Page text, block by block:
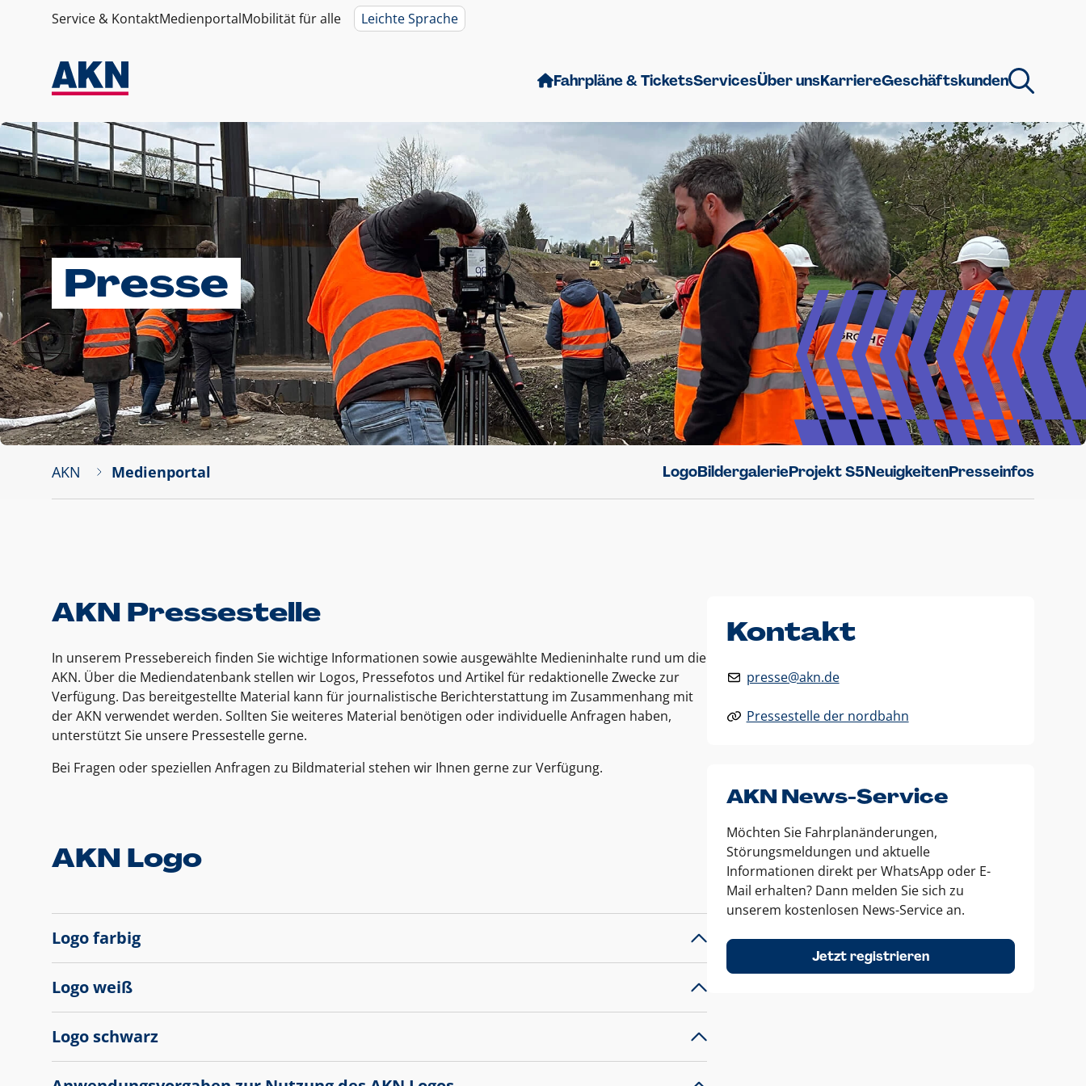
Service & KontaktMedienportalMobilität für alle Leichte Sprache
Fahrpläne & TicketsServicesÜber unsKarriereGeschäftskunden
Presse
AKN Medienportal LogoBildergalerieProjekt S5NeuigkeitenPresseinfos
AKN Pressestelle
In unserem Pressebereich finden Sie wichtige Informationen sowie ausgewählte Medieninhalte rund um die
AKN. Über die Mediendatenbank stellen wir Logos, Pressefotos und Artikel für redaktionelle Zwecke zur
Verfügung. Das bereitgestellte Material kann für journalistische Berichterstattung im Zusammenhang mit
der AKN verwendet werden. Sollten Sie weiteres Material benötigen oder individuelle Anfragen haben,
unterstützt Sie unsere Pressestelle gerne.
Bei Fragen oder speziellen Anfragen zu Bildmaterial stehen wir Ihnen gerne zur Verfügung.
AKN Logo
Logo farbig
Logo weiß
Logo schwarz
Kontakt
presse@akn.de
Pressestelle der nordbahn
AKN News-Service
Möchten Sie Fahrplanänderungen,
Störungsmeldungen und aktuelle
Informationen direkt per WhatsApp oder E-
Mail erhalten? Dann melden Sie sich zu
unserem kostenlosen News-Service an.
Jetzt registrieren